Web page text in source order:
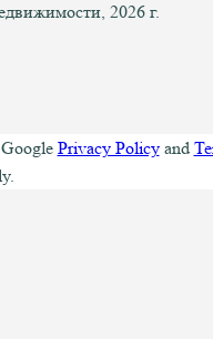
2026 г.
Privacy Policyand